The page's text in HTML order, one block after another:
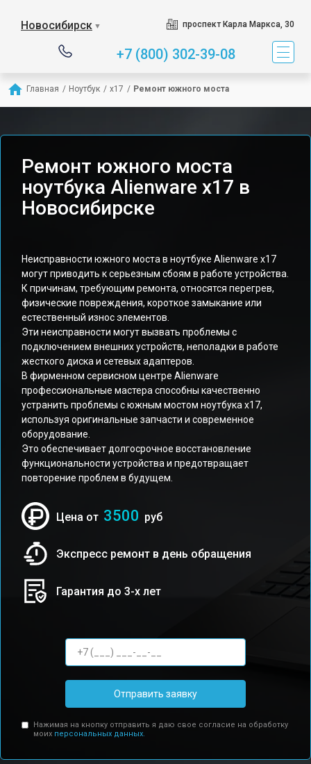
Новосибирск ▼ проспект Карла Маркса, 30
+7 (800) 302-39-08
Главная / Ноутбук / x17 / Ремонт южного моста
Ремонт южного моста
ноутбука Alienware x17 в
Новосибирске
Неисправности южного моста в ноутбуке Alienware x17
могут приводить к серьезным сбоям в работе устройства.
К причинам, требующим ремонта, относятся перегрев,
физические повреждения, короткое замыкание или
естественный износ элементов.
Эти неисправности могут вызвать проблемы с
подключением внешних устройств, неполадки в работе
жесткого диска и сетевых адаптеров.
В фирменном сервисном центре Alienware
профессиональные мастера способны качественно
устранить проблемы с южным мостом ноутбука x17,
используя оригинальные запчасти и современное
оборудование.
Это обеспечивает долгосрочное восстановление
функциональности устройства и предотвращает
повторение проблем в будущем.
Цена от 3500 руб
Экспресс ремонт в день обращения
Гарантия до 3-х лет
Отправить заявку
Нажимая на кнопку отправить я даю свое согласие на обработку
моих персональных данных.